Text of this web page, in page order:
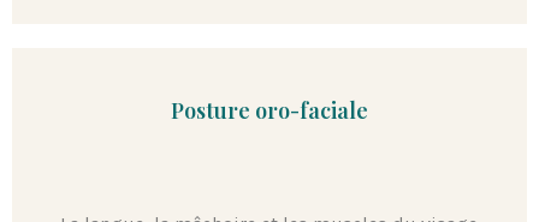
Posture oro-faciale